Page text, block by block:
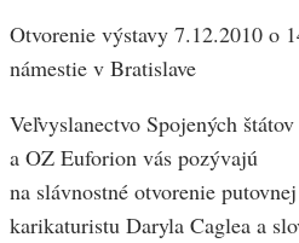
Otvorenie výstavy 7.12.2010 o
námestie v Bratislave
Veľvyslanectvo Spojených
a OZ Euforion vás pozývajú
na slávnostné otvorenie
karikaturistu Daryla Caglea a